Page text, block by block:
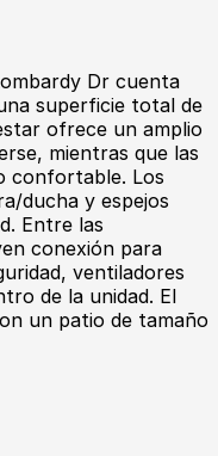
Dr cuenta
superficie total de
ofrece un amplio
mientras que las
confortable. Los
ducha y espejos
Entre las
conexión para
ventiladores
de la unidad. El
un patio de tamaño